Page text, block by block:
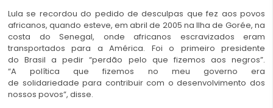
Lula se recordou do pedido de desculpas que fez aos povos
africanos, quando esteve, em abril de 2005 na Ilha de Gorée, na
costa do Senegal, onde africanos escravizados eram
transportados para a América. Foi o primeiro presidente
do Brasil a pedir “perdão pelo que fizemos aos negros”.
“A política que fizemos no meu governo era
de solidariedade para contribuir com o desenvolvimento dos
nossos povos”, disse.